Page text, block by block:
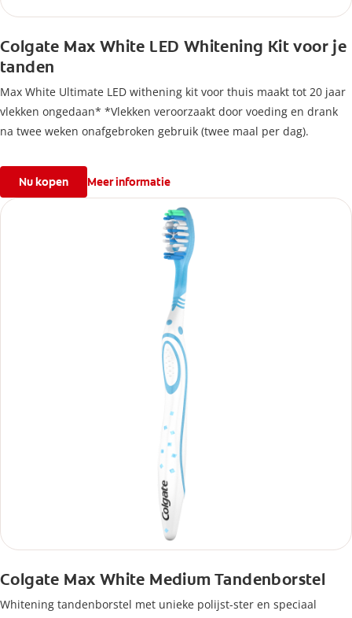
Colgate Max White LED Whitening Kit voor je
tanden
Max White Ultimate LED withening kit voor thuis maakt tot 20 jaar
vlekken ongedaan* *Vlekken veroorzaakt door voeding en drank
na twee weken onafgebroken gebruik (twee maal per dag).
Nu kopen Meer informatie
Colgate Max White Medium Tandenborstel
Whitening tandenborstel met unieke polijst-ster en speciaal